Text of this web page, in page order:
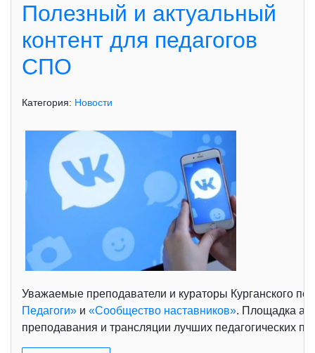
Полезный и актуальный
контент для педагогов
СПО
Категория: Новости
Уважаемые преподаватели и кураторы Курганского
Педагоги» и «Сообщество наставников». Площадка
преподавания и трансляции лучших педагогических